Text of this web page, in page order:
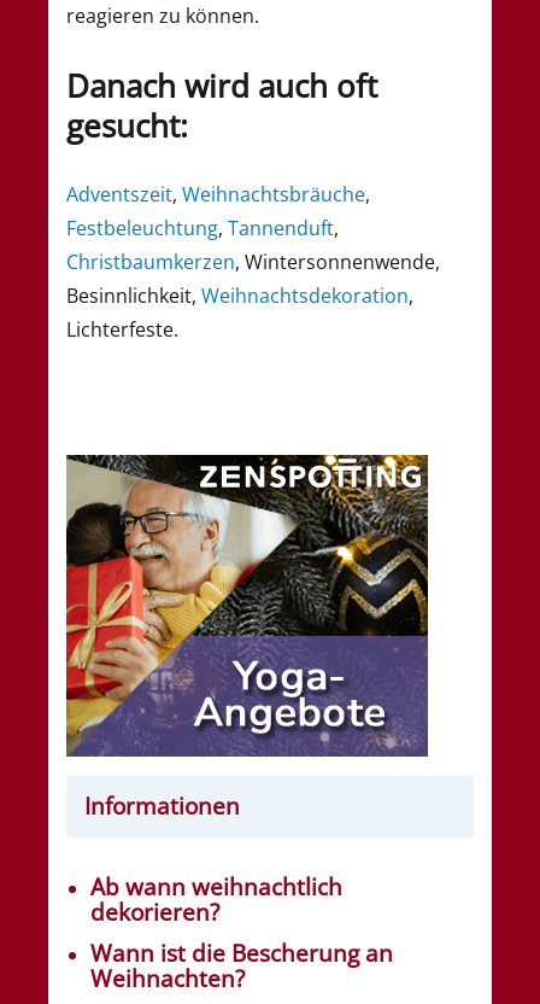
reagieren zu können.
Danach wird auch oft
gesucht:
Adventszeit, Weihnachtsbräuche,
Festbeleuchtung, Tannenduft,
Christbaumkerzen, Wintersonnenwende,
Besinnlichkeit, Weihnachtsdekoration,
Lichterfeste.
Informationen
Ab wann weihnachtlich
dekorieren?
Wann ist die Bescherung an
Weihnachten?